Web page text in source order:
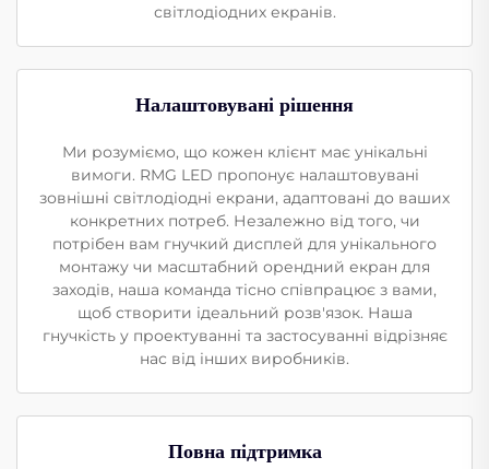
світлодіодних екранів.
Налаштовувані рішення
Ми розуміємо, що кожен клієнт має унікальні
вимоги. RMG LED пропонує налаштовувані
зовнішні світлодіодні екрани, адаптовані до ваших
конкретних потреб. Незалежно від того, чи
потрібен вам гнучкий дисплей для унікального
монтажу чи масштабний орендний екран для
заходів, наша команда тісно співпрацює з вами,
щоб створити ідеальний розв'язок. Наша
гнучкість у проектуванні та застосуванні відрізняє
нас від інших виробників.
Повна підтримка